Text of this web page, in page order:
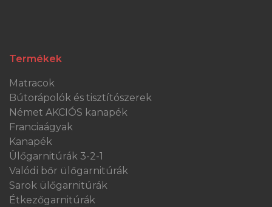
Termékek
Matracok
Bútorápolók és tisztítószerek
Német AKCIÓS kanapék
Franciaágyak
Kanapék
Ülőgarnitúrák 3-2-1
Valódi bőr ülőgarnitúrák
Sarok ülőgarnitúrák
Étkezőgarnitúrák